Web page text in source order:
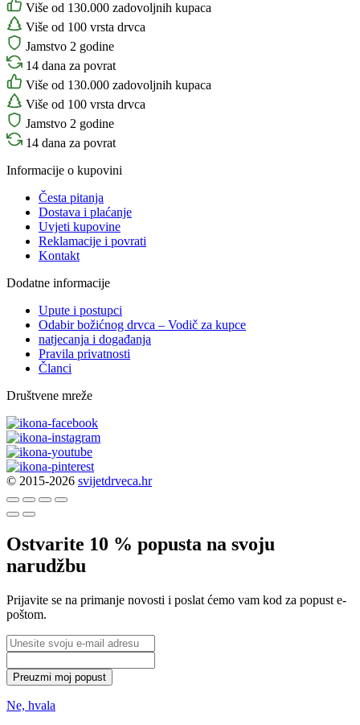
Više od 130.000 zadovoljnih kupaca
Više od 100 vrsta drvca
Jamstvo 2 godine
14 dana za povrat
Više od 130.000 zadovoljnih kupaca
Više od 100 vrsta drvca
Jamstvo 2 godine
14 dana za povrat
Informacije o kupovini
Česta pitanja
Dostava i plaćanje
Uvjeti kupovine
Reklamacije i povrati
Kontakt
Dodatne informacije
Upute i postupci
Odabir božićnog drvca – Vodič za kupce
natjecanja i događanja
Pravila privatnosti
Članci
Društvene mreže
© 2015-2026 svijetdrveca.hr
Ostvarite 10 % popusta na svoju
narudžbu
Prijavite se na primanje novosti i poslat ćemo vam kod za popust e-
poštom.
Preuzmi moj popust
Ne, hvala